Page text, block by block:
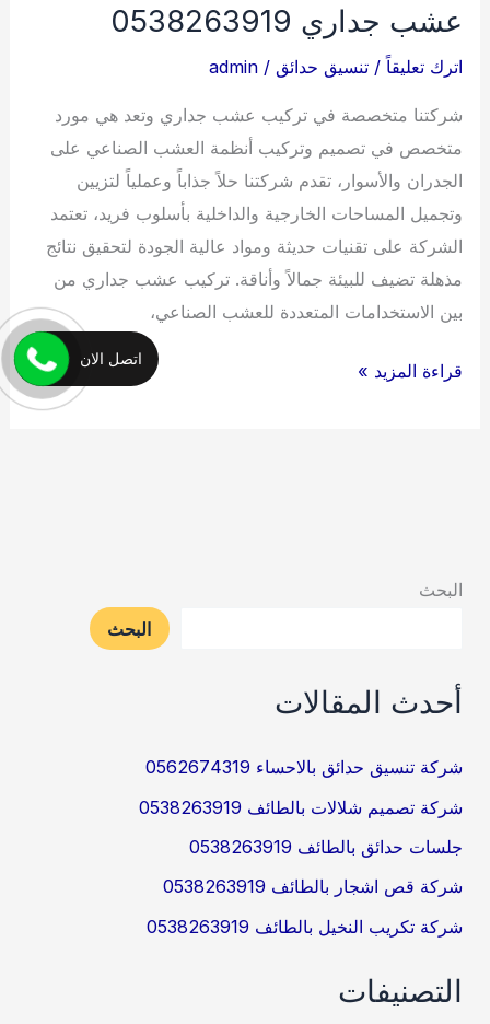
عشب جداري 0538263919
اترك تعليقاً /تنسيق حدائق /
admin
شركتنا متخصصة في تركيب عشب جداري وتعد هي مورد
متخصص في تصميم وتركيب أنظمة العشب الصناعي على
الجدران والأسوار، تقدم شركتنا حلاً جذاباً وعملياً لتزيين
وتجميل المساحات الخارجية والداخلية بأسلوب فريد، تعتمد
الشركة على تقنيات حديثة ومواد عالية الجودة لتحقيق نتائج
مذهلة تضيف للبيئة جمالاً وأناقة. تركيب عشب جداري من
بين الاستخدامات المتعددة للعشب الصناعي،
عشب
قراءة المزيد »
البحث
البحث
أحدث المقالات
شركة تنسيق حدائق بالاحساء 0562674319
شركة تصميم شلالات بالطائف 0538263919
جلسات حدائق بالطائف 0538263919
شركة قص اشجار بالطائف 0538263919
شركة تكريب النخيل بالطائف 0538263919
التصنيفات
اتصل الان